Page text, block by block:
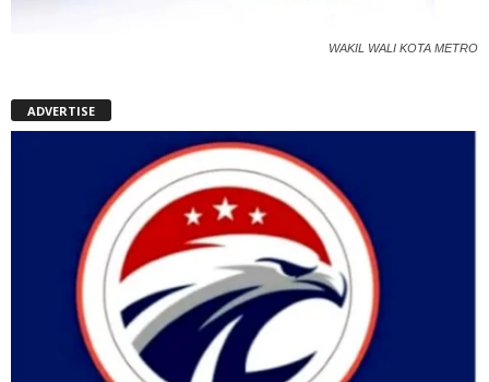
WAKIL WALI KOTA METRO
ADVERTISE